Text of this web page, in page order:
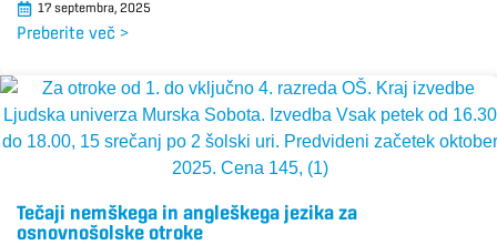
17 septembra, 2025
Preberite več >
Tečaji nemškega in angleškega jezika za
osnovnošolske otroke